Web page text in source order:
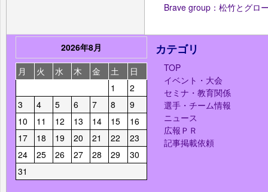
Brave group：松竹とグロ
2026年8月
月
火 水 木 金 土
日
1
2
3
4 5 6 7 8
9
10
11 12 13 14 15
16
17
18 19 20 21 22
23
24
25 26 27 28 29
30
31
カテゴリ
TOP
イベント・大会
セミナ・教育関係
選手・チーム情報
ニュース
広報ＰＲ
記事掲載依頼